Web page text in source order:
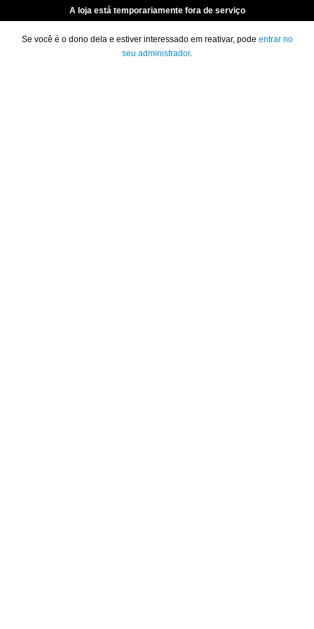
A loja está temporariamente fora de serviço
Se você é o dono dela e estiver interessado em reativar, pode entrar no
seu administrador.